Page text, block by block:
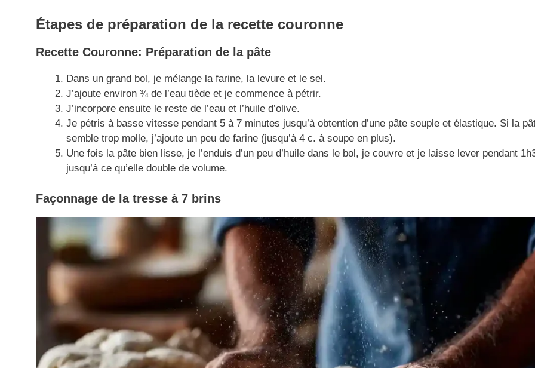
Étapes de préparation de la recettecouronne
Recette Couronne: Préparation de la pâte
Dans un grand bol, je mélange la farine, la levure et le sel.
J’ajoute environ ¾ de l’eau tiède et je commence à pétrir.
J’incorpore ensuite le reste de l’eau et l’huile d’olive.
Je pétris à basse vitesse pendant 5 à 7 minutes jusqu’à obtention d’une pâte souple et élastique. Si la
semble trop molle, j’ajoute un peu de farine (jusqu’à 4 c. à soupe en plus).
Une fois la pâte bien lisse, je l’enduis d’un peu d’huile dans le bol, je couvre et je laisse lever pendant
jusqu’à ce qu’elle double de volume.
Façonnage de la tresse à 7 brins